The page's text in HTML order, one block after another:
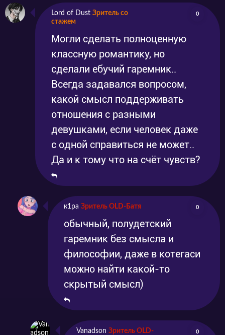
Lord of Dust Зритель со
стажем
0
Могли сделать полноценную
классную романтику, но
сделали ебучий гаремник..
Всегда задавался вопросом,
какой смысл поддерживать
отношения с разными
девушками, если человек даже
с одной справиться не может..
Да и к тому что на счёт чувств?
к1ра Зритель OLD-Батя 0
обычный, полудетский
гаремник без смысла и
философии, даже в котегаси
можно найти какой-то
скрытый смысл)
Vanadson Зритель OLD- 0